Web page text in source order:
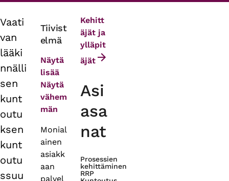
Primary
tabs
Vaati
van
lääki
nnälli
sen
kunt
outu
ksen
kunt
outu
ssuu
Tiivist
elmä
Näytä
lisää
Näytä
vähem
män
Monial
ainen
asiakk
aan
palvel
Kehitt
äjät ja
ylläpit
äjät
Asi
asa
nat
Prosessien
kehittäminen
RRP